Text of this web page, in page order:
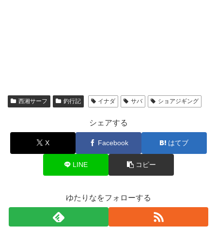
西湘サーフ 釣行記 イナダ サバ ショアジギング
シェアする
X Facebook はてブ
LINE コピー
ゆたりなをフォローする